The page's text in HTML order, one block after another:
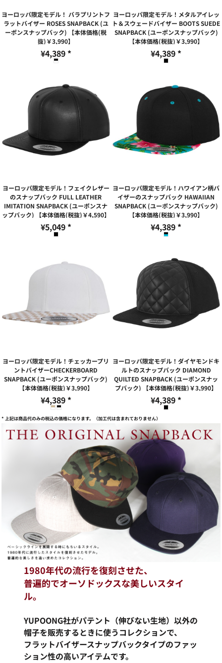
ヨーロッパ限定モデル！ バラプリントフ
ラットバイザー ROSES SNAPBACK (ユ
ーポンスナップバック) 【本体価格(税
抜)￥3,990】
¥4,389 *
ヨーロッパ限定モデル！メタルアイレッ
ト＆スウェードバイザー BOOTS SUEDE
SNAPBACK (ユーポンスナップバック)
【本体価格(税抜)￥3,990】
¥4,389 *
ヨーロッパ限定モデル！フェイクレザー
のスナップバック FULL LEATHER
IMITATION SNAPBACK (ユーポンスナ
ップバック) 【本体価格(税抜)￥4,590】
¥5,049 *
ヨーロッパ限定モデル！ハワイアン柄バ
イザーのスナップバック HAWAIIAN
SNAPBACK (ユーポンスナップバック)
【本体価格(税抜)￥3,990】
¥4,389 *
ヨーロッパ限定モデル！チェッカープリ
ントバイザーCHECKERBOARD
SNAPBACK (ユーポンスナップバック)
【本体価格(税抜)￥3,990】
¥4,389 *
ヨーロッパ限定モデル！ダイヤモンドキ
ルトのスナップバック DIAMOND
QUILTED SNAPBACK (ユーポンスナッ
プバック) 【本体価格(税抜)￥3,990】
¥4,389 *
* 上記は商品代のみの税込の価格になります。（加工代は含まれておりません）
1980年代の流行を復刻させた、
普遍的でオーソドックスな美しいスタイ
ル。
YUPOONG社がパテント（伸びない生地）以外の
帽子を販売するときに使うコレクションで、
フラットバイザースナップバックタイプのファッ
ション性の高いアイテムです。